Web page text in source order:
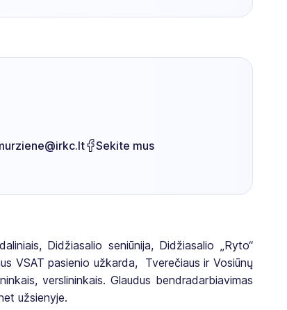
Sekite mus
Didžiasalio seniūnija, Didžiasalio „Ryto“
VSAT pasienio užkarda, Tverečiaus ir Vosiūnų
verslininkais. Glaudus bendradarbiavimas
užsienyje.